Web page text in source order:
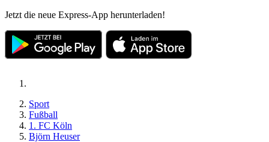
Jetzt die neue Express-App herunterladen!
Sport
Fußball
1. FC Köln
Björn Heuser